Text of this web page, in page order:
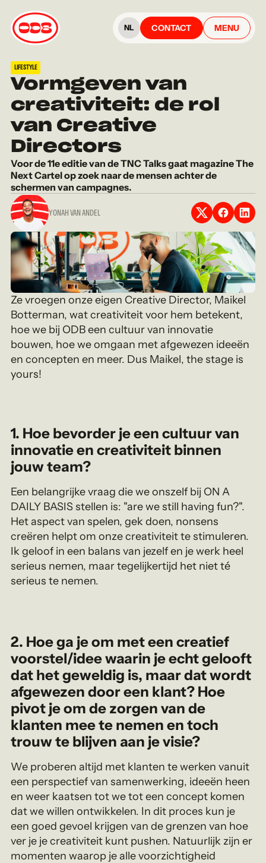
NL CONTACT MENU
LIFESTYLE
Vormgeven van
creativiteit: de rol
van Creative
Directors
Voor de 11e editie van de TNC Talks gaat magazine The
Next Cartel op zoek naar de mensen achter de
schermen van campagnes.
YONAH VAN ANDEL
Ze vroegen onze eigen Creative Director, Maikel
Botterman, wat creativiteit voor hem betekent,
hoe we bij ODB een cultuur van innovatie
bouwen, hoe we omgaan met afgewezen ideeën
en concepten en meer. Dus Maikel, the stage is
yours!
1. Hoe bevorder je een cultuur van
innovatie en creativiteit binnen
jouw team?
Een belangrijke vraag die we onszelf bij ON A
DAILY BASIS stellen is: "are we still having fun?".
Het aspect van spelen, gek doen, nonsens
creëren helpt om onze creativiteit te stimuleren.
Ik geloof in een balans van jezelf en je werk heel
serieus nemen, maar tegelijkertijd het niet té
serieus te nemen.
2. Hoe ga je om met een creatief
voorstel/idee waarin je echt gelooft
dat het geweldig is, maar dat wordt
afgewezen door een klant? Hoe
pivot je om de zorgen van de
klanten mee te nemen en toch
trouw te blijven aan je visie?
We proberen altijd met klanten te werken vanuit
een perspectief van samenwerking, ideeën heen
en weer kaatsen tot we tot een concept komen
dat we willen ontwikkelen. In dit proces kun je
een goed gevoel krijgen van de grenzen van hoe
ver je je creativiteit kunt pushen. Natuurlijk zijn er
momenten waarop je alle voorzichtigheid